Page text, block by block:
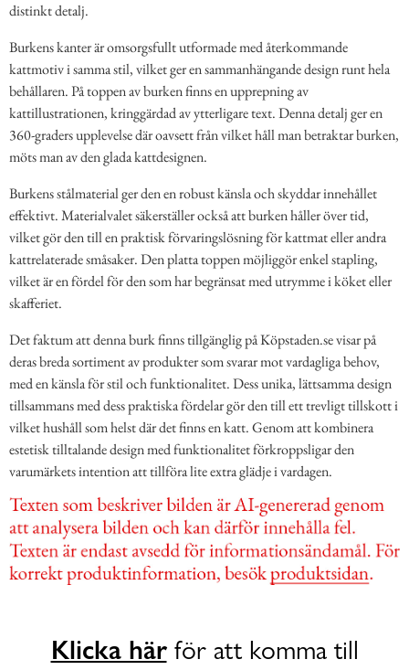
distinkt detalj.
Burkens kanter är omsorgsfullt utformade med återkommande
kattmotiv i samma stil, vilket ger en sammanhängande design runt hela
behållaren. På toppen av burken finns en upprepning av
kattillustrationen, kringgärdad av ytterligare text. Denna detalj ger en
360-graders upplevelse där oavsett från vilket håll man betraktar burken,
möts man av den glada kattdesignen.
Burkens stålmaterial ger den en robust känsla och skyddar innehållet
effektivt. Materialvalet säkerställer också att burken håller över tid,
vilket gör den till en praktisk förvaringslösning för kattmat eller andra
kattrelaterade småsaker. Den platta toppen möjliggör enkel stapling,
vilket är en fördel för den som har begränsat med utrymme i köket eller
skafferiet.
Det faktum att denna burk finns tillgänglig på Köpstaden.se visar på
deras breda sortiment av produkter som svarar mot vardagliga behov,
med en känsla för stil och funktionalitet. Dess unika, lättsamma design
tillsammans med dess praktiska fördelar gör den till ett trevligt tillskott i
vilket hushåll som helst där det finns en katt. Genom att kombinera
estetisk tilltalande design med funktionalitet förkroppsligar den
varumärkets intention att tillföra lite extra glädje i vardagen.
Klicka härför att komma till